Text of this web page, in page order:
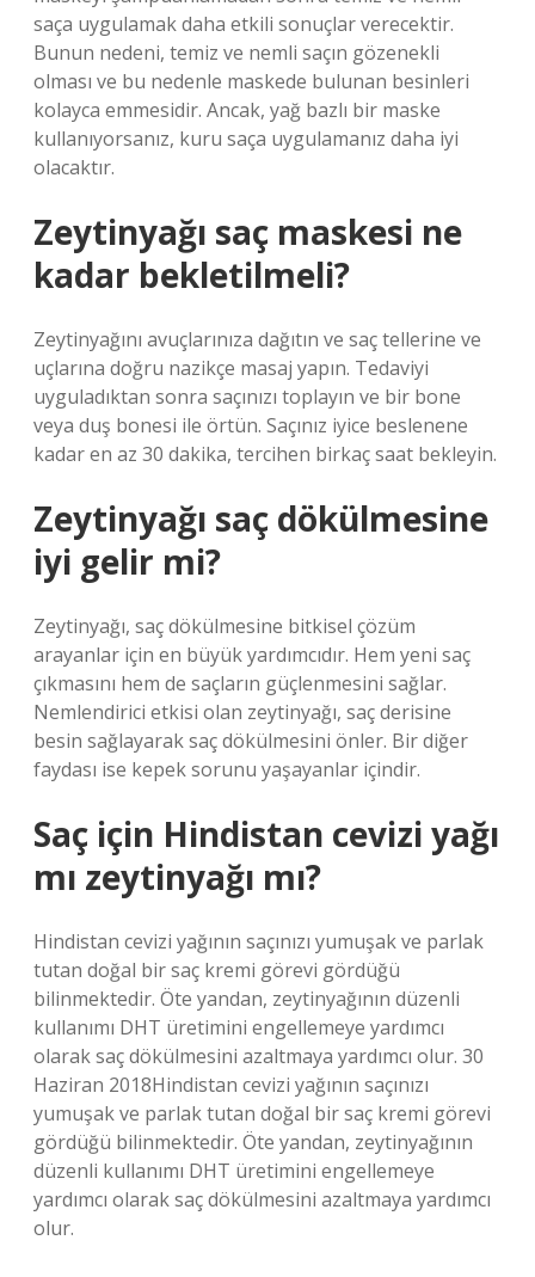
saça uygulamak daha etkili sonuçlar verecektir.
Bunun nedeni, temiz ve nemli saçın gözenekli
olması ve bu nedenle maskede bulunan besinleri
kolayca emmesidir. Ancak, yağ bazlı bir maske
kullanıyorsanız, kuru saça uygulamanız daha iyi
olacaktır.
Zeytinyağı saç maskesi ne
kadar bekletilmeli?
Zeytinyağını avuçlarınıza dağıtın ve saç tellerine ve
uçlarına doğru nazikçe masaj yapın. Tedaviyi
uyguladıktan sonra saçınızı toplayın ve bir bone
veya duş bonesi ile örtün. Saçınız iyice beslenene
kadar en az 30 dakika, tercihen birkaç saat bekleyin.
Zeytinyağı saç dökülmesine
iyi gelir mi?
Zeytinyağı, saç dökülmesine bitkisel çözüm
arayanlar için en büyük yardımcıdır. Hem yeni saç
çıkmasını hem de saçların güçlenmesini sağlar.
Nemlendirici etkisi olan zeytinyağı, saç derisine
besin sağlayarak saç dökülmesini önler. Bir diğer
faydası ise kepek sorunu yaşayanlar içindir.
Saç için Hindistan cevizi yağı
mı zeytinyağı mı?
Hindistan cevizi yağının saçınızı yumuşak ve parlak
tutan doğal bir saç kremi görevi gördüğü
bilinmektedir. Öte yandan, zeytinyağının düzenli
kullanımı DHT üretimini engellemeye yardımcı
olarak saç dökülmesini azaltmaya yardımcı olur. 30
Haziran 2018Hindistan cevizi yağının saçınızı
yumuşak ve parlak tutan doğal bir saç kremi görevi
gördüğü bilinmektedir. Öte yandan, zeytinyağının
düzenli kullanımı DHT üretimini engellemeye
yardımcı olarak saç dökülmesini azaltmaya yardımcı
olur.